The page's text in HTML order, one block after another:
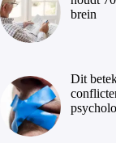
brein
Dit